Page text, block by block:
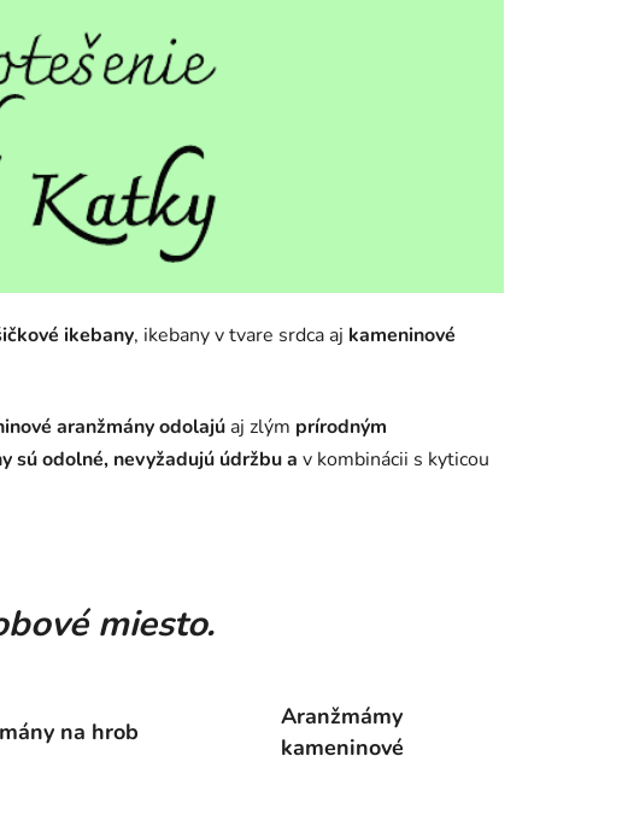
ikebany, ikebany v tvare srdca aj kameninové
aranžmány odolajú aj zlým prírodným
sú odolné, nevyžadujú údržbua v kombinácii s kyticou
miesto.
na hrob
Aranžmámy
kameninové